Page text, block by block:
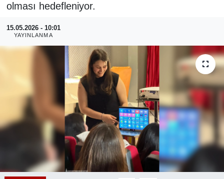
olması hedefleniyor.
15.05.2026 - 10:01
YAYINLANMA